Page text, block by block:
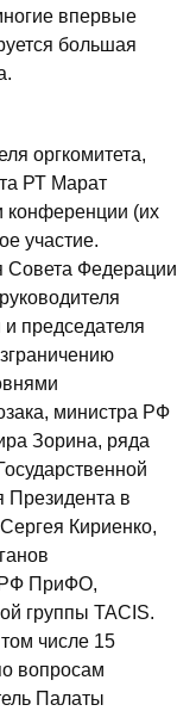
впервые
большая
оргкомитета,
РТ Марат
конференции (их
участие.
Совета Федерации
председателя
министра РФ
Зорина, ряда
Президента в
Кириенко,
РФ ПриФО,
группы TACIS.
числе 15
вопросам
Палаты